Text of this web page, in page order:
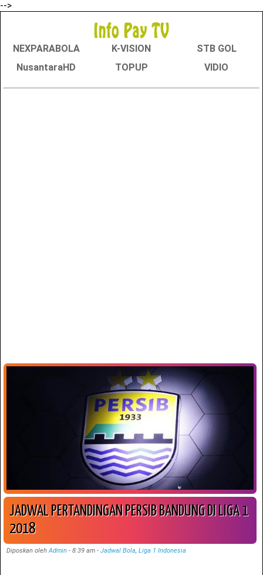
-->
NEXPARABOLA K-VISION
STB GOL
NusantaraHD
TOPUP VIDIO
JADWAL PERTANDINGAN PERSIB BANDUNG DI LIGA 1
2018
Diposkan olehAdmin - 8:39 am- Jadwal Bola,Liga 1 Indonesia